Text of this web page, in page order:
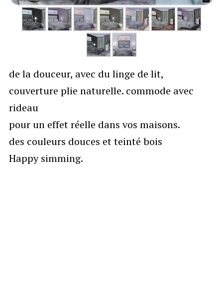
de la douceur, avec du linge de lit,
couverture plie naturelle. commode avec
rideau
pour un effet réelle dans vos maisons.
des couleurs douces et teinté bois
Happy simming.